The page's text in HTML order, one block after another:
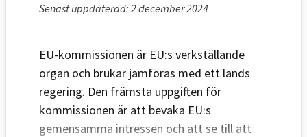
Senast uppdaterad: 2 december 2024
EU-kommissionen är EU:s verkställande
organ och brukar jämföras med ett lands
regering. Den främsta uppgiften för
kommissionen är att bevaka EU:s
gemensamma intressen och att se till att